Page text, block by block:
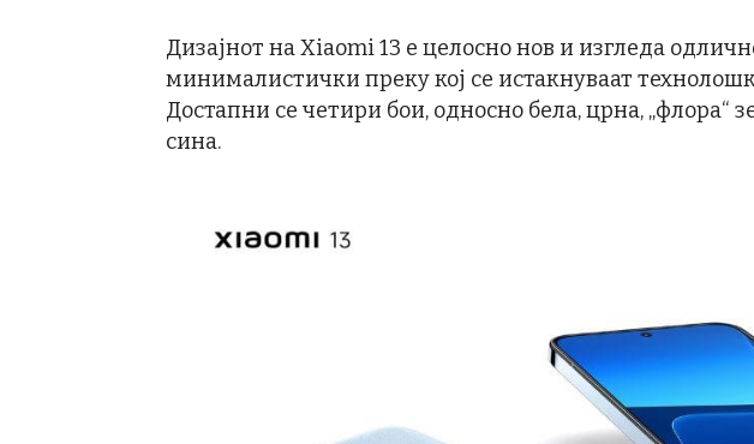
Дизајнот на Xiaomi 13 е целосно нов и изгледа
минималистички преку кој се истакнуваат
Достапни се четири бои, односно бела, црна, „флора“
сина.